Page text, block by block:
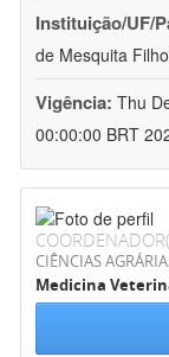
Instituição/UF/
de Mesquita
Vigência: Thu
00:00:00 BRT
CIÊNCIAS
Medicina